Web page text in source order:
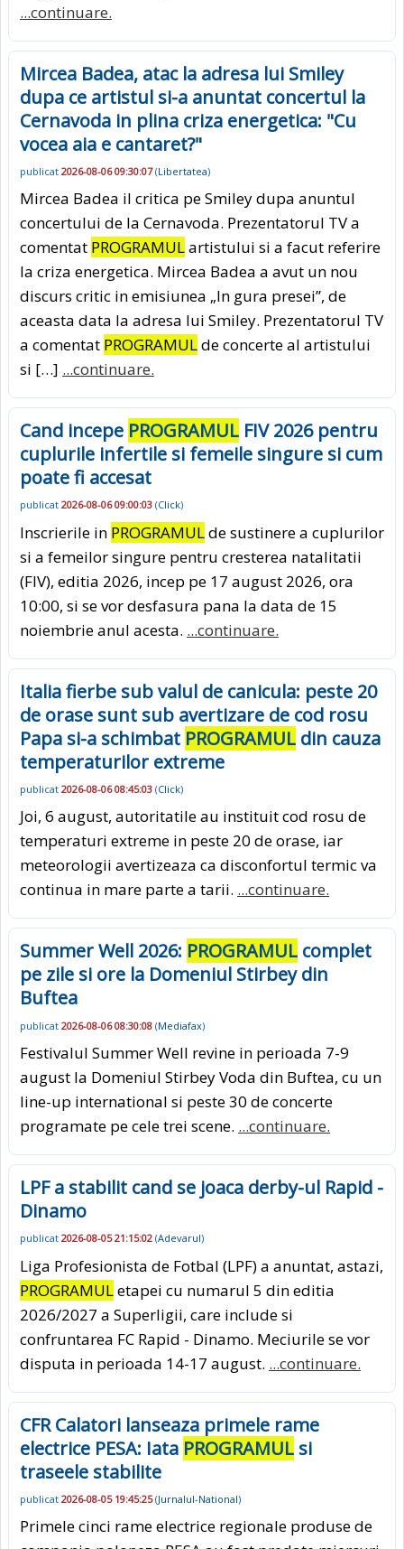
...continuare.
Mircea Badea, atac la adresa lui Smiley
dupa ce artistul si-a anuntat concertul la
Cernavoda in plina criza energetica: "Cu
vocea aia e cantaret?"
publicat 2026-08-06 09:30:07(Libertatea)
Mircea Badea il critica pe Smiley dupa anuntul
concertului de la Cernavoda. Prezentatorul TV a
comentat PROGRAMULartistului si a facut referire
la criza energetica. Mircea Badea a avut un nou
discurs critic in emisiunea „In gura presei”, de
aceasta data la adresa lui Smiley. Prezentatorul TV
a comentat PROGRAMULde concerte al artistului
si […] ...continuare.
Cand incepe PROGRAMUL FIV 2026 pentru
cuplurile infertile si femeile singure si cum
poate fi accesat
publicat 2026-08-06 09:00:03 (Click)
Inscrierile in PROGRAMULde sustinere a cuplurilor
si a femeilor singure pentru cresterea natalitatii
(FIV), editia 2026, incep pe 17 august 2026, ora
10:00, si se vor desfasura pana la data de 15
noiembrie anul acesta. ...continuare.
Italia fierbe sub valul de canicula: peste 20
de orase sunt sub avertizare de cod rosu
Papa si-a schimbat PROGRAMUL din cauza
temperaturilor extreme
publicat 2026-08-06 08:45:03 (Click)
Joi, 6 august, autoritatile au instituit cod rosu de
temperaturi extreme in peste 20 de orase, iar
meteorologii avertizeaza ca disconfortul termic va
continua in mare parte a tarii. ...continuare.
Summer Well 2026: PROGRAMUL complet
pe zile si ore la Domeniul Stirbey din
Buftea
publicat 2026-08-06 08:30:08 (Mediafax)
Festivalul Summer Well revine in perioada 7-9
august la Domeniul Stirbey Voda din Buftea, cu un
line-up international si peste 30 de concerte
programate pe cele trei scene. ...continuare.
LPF a stabilit cand se joaca derby-ul Rapid -
Dinamo
publicat 2026-08-05 21:15:02 (Adevarul)
Liga Profesionista de Fotbal (LPF) a anuntat, astazi,
PROGRAMULetapei cu numarul 5 din editia
2026/2027 a Superligii, care include si
confruntarea FC Rapid - Dinamo. Meciurile se vor
disputa in perioada 14-17 august. ...continuare.
CFR Calatori lanseaza primele rame
electrice PESA: Iata PROGRAMUL si
traseele stabilite
publicat 2026-08-05 19:45:25(Jurnalul-National)
Primele cinci rame electrice regionale produse de